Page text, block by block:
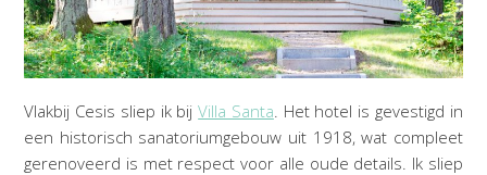
Vlakbij Cesis sliep ik bijVilla Santa. Het hotel is gevestigd in
een historisch sanatoriumgebouw uit 1918, wat compleet
gerenoveerd is met respect voor alle oude details. Ik sliep